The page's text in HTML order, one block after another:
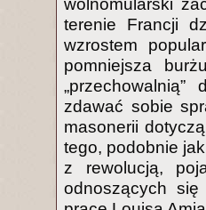
wolnomularski
terenie Francji
wzrostem
pomniejsza
zdawać sobie
masonerii
tego, podobnie
z rewolucją,
odnoszących się